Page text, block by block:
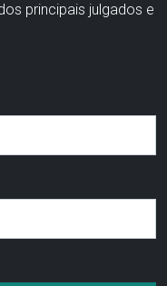
principais julgados e